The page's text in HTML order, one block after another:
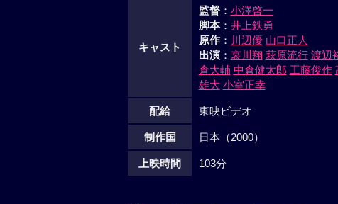
キャスト
監督： 小澤啓一
脚本： 井上鉄勇
原作： 川辺優 山口正人
出演： 哀川翔 萩原流行 渡辺
倉大輔 中倉健太郎 工藤俊作
雄大 小室正幸
配給 東映ビデオ
制作国 日本（2000）
上映時間 103分